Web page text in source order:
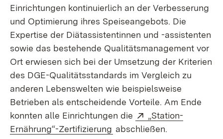
Einrichtungen kontinuierlich an der Verbesserung
und Optimierung ihres Speiseangebots. Die
Expertise der Diätassistentinnen und -assistenten
sowie das bestehende Qualitätsmanagement vor
Ort erwiesen sich bei der Umsetzung der Kriterien
des DGE-Qualitätsstandards im Vergleich zu
anderen Lebenswelten wie beispielsweise
Betrieben als entscheidende Vorteile. Am Ende
konnten alle Einrichtungen die
Extern:
„Station-
Ernährung“-Zertifizierung (Öffnet in neuem Fenster)
abschließen.